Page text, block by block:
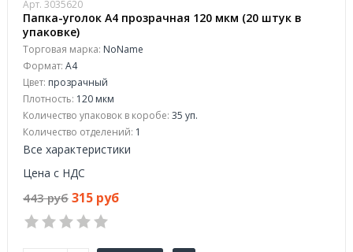
Арт. 3035620
Папка-уголок A4 прозрачная 120 мкм (20 штук в
упаковке)
Торговая марка: NoName
Формат: A4
Цвет: прозрачный
Плотность: 120 мкм
Количество упаковок в коробе: 35 уп.
Количество отделений: 1
Все характеристики
Цена с НДС
443 руб 315 руб